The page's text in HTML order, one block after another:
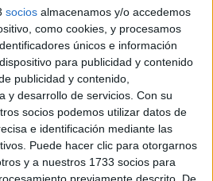
socios almacenamos y/o accedemos
como cookies, y procesamos
únicos e información
para publicidad y contenido
publicidad y contenido,
y desarrollo de servicios. Con su
socios podemos utilizar datos de
e identificación mediante las
Puede hacer clic para otorgarnos
y a nuestros 1733 socios para
Walid Regragui, en
Francia el pase a la final del
que pueden "dar la sorpresa"
mundo", al que pretende
colectivo".
y no estamos cansados",
aviso a quienes consideran que